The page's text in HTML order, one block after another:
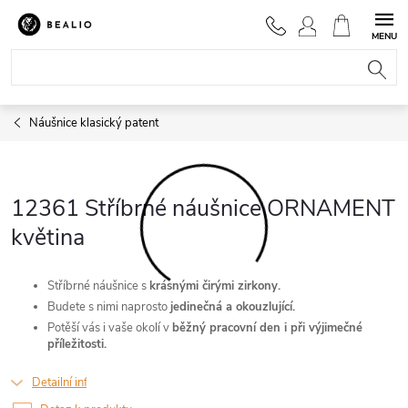
Přejít
obsah
NÁKUPNÍ
KOŠÍK
Náušnice klasický patent
12361 Stříbrné náušnice ORNAMENT
květina
Stříbrné náušnice skrásnými čirými zirkony.
Budete s nimi naprostojedinečná a okouzlující.
Potěší vás i vaše okolí vběžný pracovní den i při výjimečné
příležitosti.
Detailní informace